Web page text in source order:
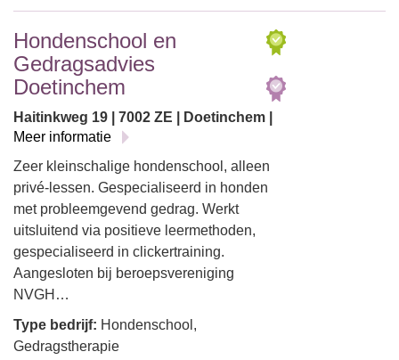
Hondenschool en
Gedragsadvies
Doetinchem
Haitinkweg 19 | 7002 ZE | Doetinchem |
Meer informatie
Zeer kleinschalige hondenschool, alleen
privé-lessen. Gespecialiseerd in honden
met probleemgevend gedrag. Werkt
uitsluitend via positieve leermethoden,
gespecialiseerd in clickertraining.
Aangesloten bij beroepsvereniging
NVGH…
Type bedrijf: Hondenschool,
Gedragstherapie